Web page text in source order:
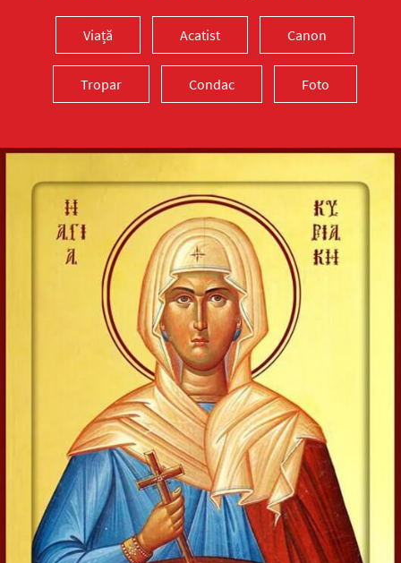
Viață Acatist Canon
Tropar Condac Foto